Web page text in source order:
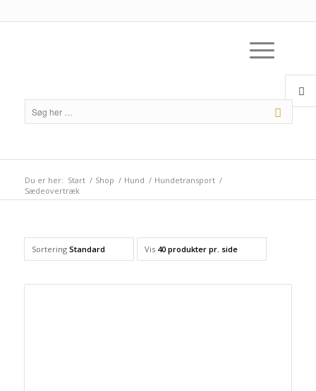
Du er her: Start / Shop / Hund / Hundetransport /
Sædeovertræk
Sortering Standard Vis 40 produkter pr. side